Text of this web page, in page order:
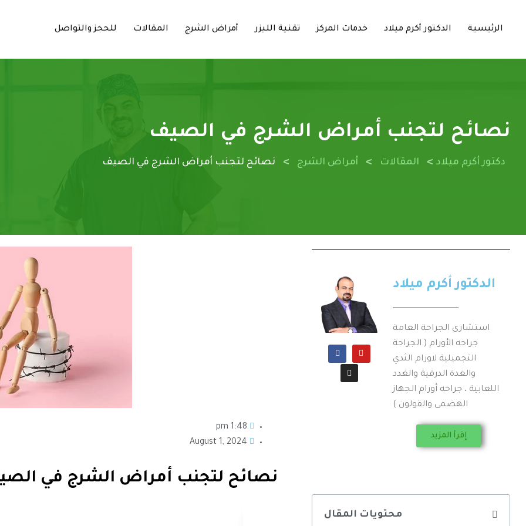
الرئيسية الدكتور أكرم ميلاد خدمات المركز تقنية الليزر أمراض الشرج المقالات للحجز والتواصل
نصائح لتجنب أمراض الشرج في الصيف
دكتور أكرم ميلاد > المقالات > أمراض الشرج > نصائح لتجنب أمراض الشرج في الصيف
1:48 pm
August 1, 2024
نصائح لتجنب أمراض الشرج في
الدكتور أكرم ميلاد
استشارى الجراحة العامة
جراحه الأورام ( الجراحة
التجميلية لاورام الثدي
والغدة الدرقية والغدد
اللعابية ، جراحه أورام الجهاز
الهضمى والقولون )
إقرأ المزيد
محتويات المقال